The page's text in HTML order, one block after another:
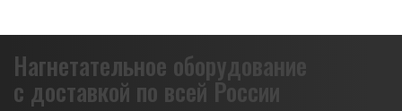
Нагнетательное оборудование
с доставкой по всей России